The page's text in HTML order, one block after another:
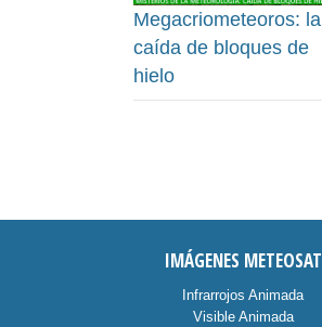
Megacriometeoros: la
caída de bloques de
hielo
IMÁGENES METEOSAT
Infrarrojos Animada
Visible Animada